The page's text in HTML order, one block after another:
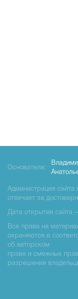
Основатели:
Администрация сайта
отвечает за
Дата открытия сайта
Все права на
охраняются в
об авторском
праве и смежных
разрешения